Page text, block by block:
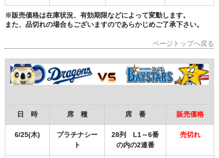
※販売価格は在庫状況、有効期限などによって変動します。
また、品切れの場合もございますのであらかじめご了承下さい。
ページトップへ戻る
日 時 席 種 席 番 販売価格
6/25(木)
プラチナシー
ト
28列 L1～6番
の内の2連番
売切れ